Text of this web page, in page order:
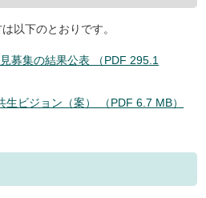
以下のとおりです。
募集の結果公表 （PDF 295.1
ビジョン（案） （PDF 6.7 MB）